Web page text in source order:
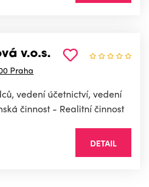
v.o.s.
Praha
vedení účetnictví, vedení
činnost - Realitní činnost
DETAIL